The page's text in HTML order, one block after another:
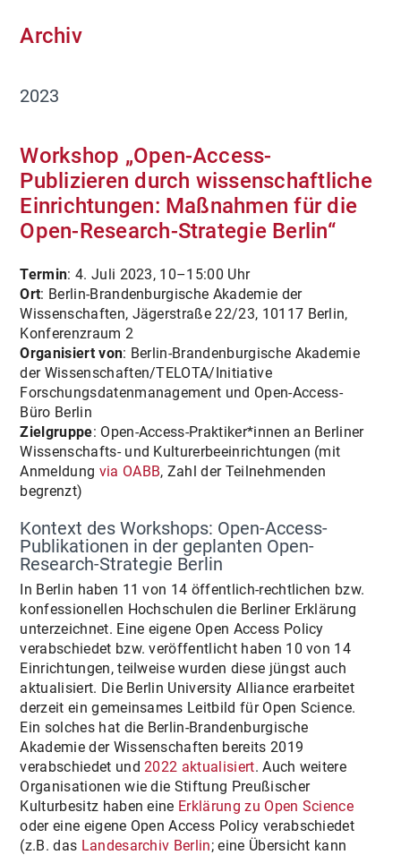
Archiv
2023
Workshop „Open-Access-
Publizieren durch wissenschaftliche
Einrichtungen: Maßnahmen für die
Open-Research-Strategie Berlin“
Termin: 4. Juli 2023, 10–15:00 Uhr
Ort: Berlin-Brandenburgische Akademie der
Wissenschaften, Jägerstraße 22/23, 10117 Berlin,
Konferenzraum 2
Organisiert von: Berlin-Brandenburgische Akademie
der Wissenschaften/TELOTA/Initiative
Forschungsdatenmanagement und Open-Access-
Büro Berlin
Zielgruppe: Open-Access-Praktiker*innen an Berliner
Wissenschafts- und Kulturerbeeinrichtungen (mit
Anmeldung via OABB, Zahl der Teilnehmenden
begrenzt)
Kontext des Workshops: Open-Access-
Publikationen in der geplanten Open-
Research-Strategie Berlin
In Berlin haben 11 von 14 öffentlich-rechtlichen bzw.
konfessionellen Hochschulen die Berliner Erklärung
unterzeichnet. Eine eigene Open Access Policy
verabschiedet bzw. veröffentlicht haben 10 von 14
Einrichtungen, teilweise wurden diese jüngst auch
aktualisiert. Die Berlin University Alliance erarbeitet
derzeit ein gemeinsames Leitbild für Open Science.
Ein solches hat die Berlin-Brandenburgische
Akademie der Wissenschaften bereits 2019
verabschiedet und2022 aktualisiert. Auch weitere
Organisationen wie die Stiftung Preußischer
Kulturbesitz haben eine Erklärung zu Open Science
oder eine eigene Open Access Policy verabschiedet
(z.B. das Landesarchiv Berlin; eine Übersicht kann